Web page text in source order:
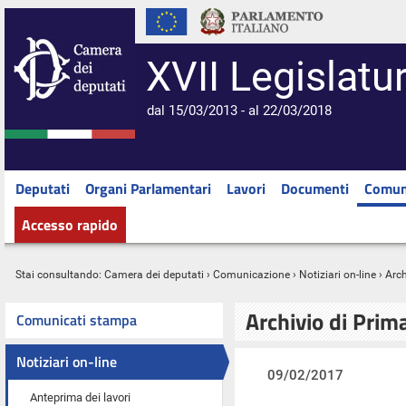
XVII
dal 15/03/2013 - al 22/03/2018
Deputati Organi Parlamentari Lavori Documenti
Accesso rapido
Stai consultando: Camera dei deputati › Comunicazione › Notiziari on-line ›
Comunicati stampa
Notiziari on-line
Anteprima dei lavori
Archivio di
09/02/2017